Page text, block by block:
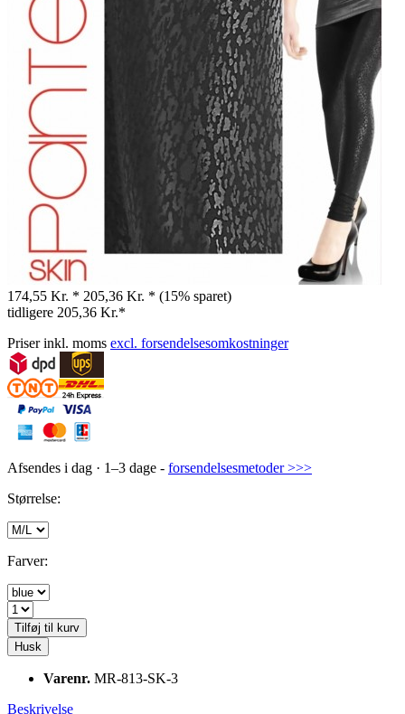
174,55 Kr. * 205,36 Kr. * (15% sparet)
tidligere 205,36 Kr.*
Priser inkl. moms excl. forsendelsesomkostninger
Afsendes i dag · 1–3 dage - forsendelsesmetoder >>>
Størrelse:
Farver:
Tilføj til kurv
Husk
Varenr. MR-813-SK-3
Beskrivelse